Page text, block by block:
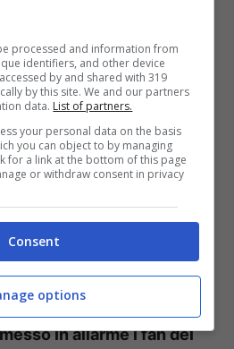
impedito di essere così
deludendo in parte anche
che non vedevano l’ora
Memo Remigi in
rompe il silenzio
comel’assenza di Memo
programma Oggi è un
in allarme i fan del
processed and information from
identifiers, and other device
by and shared with 319
by this site. We and our partners
data. List of partners.
your personal data on the basis
you can object to by managing
for a link at the bottom of this page
or withdraw consent in privacy
Consent
options